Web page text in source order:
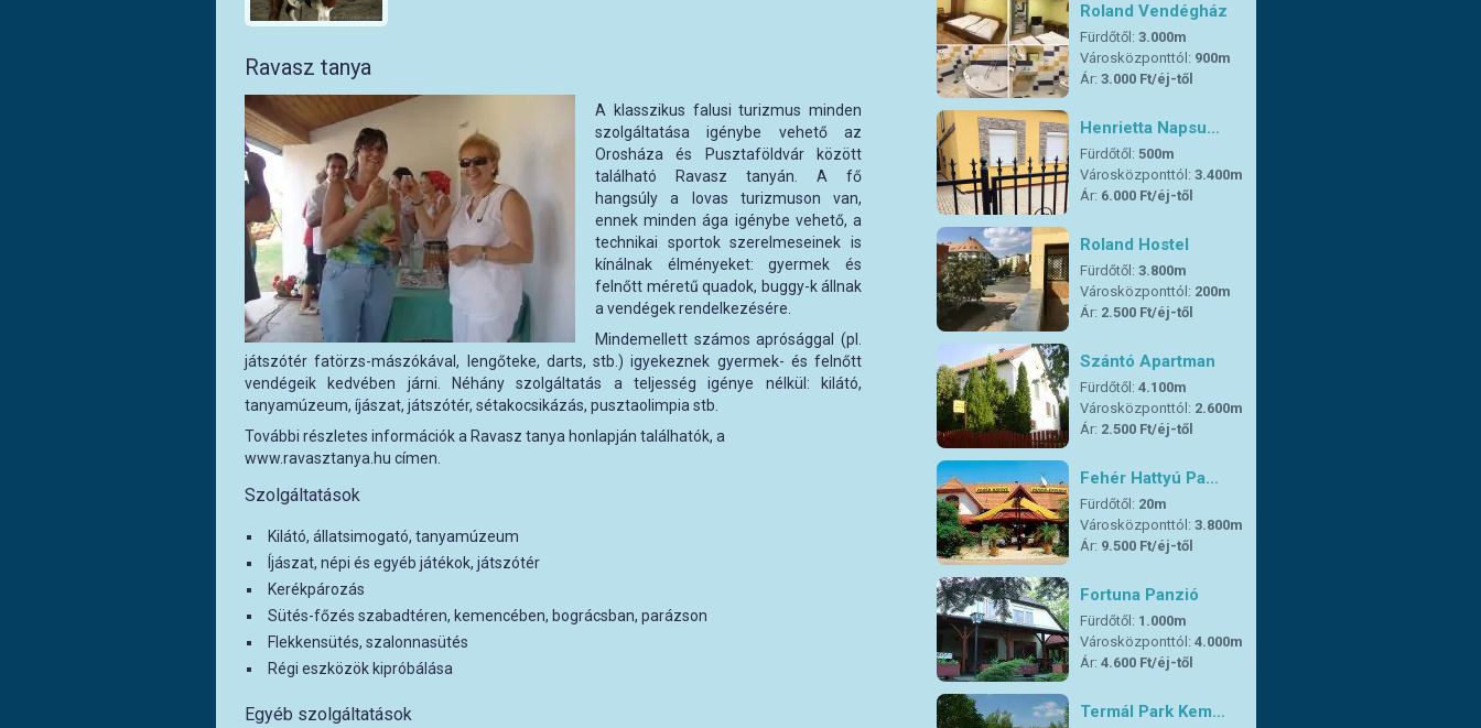
Ravasz tanya
A klasszikus falusi turizmus minden
szolgáltatása igénybe vehető az
Orosháza és Pusztaföldvár között
található Ravasz tanyán. A fő
hangsúly a lovas turizmuson van,
ennek minden ága igénybe vehető, a
technikai sportok szerelmeseinek is
kínálnak élményeket: gyermek és
felnőtt méretű quadok, buggy-k állnak
a vendégek rendelkezésére.
Mindemellett számos aprósággal (pl.
játszótér fatörzs-mászókával, lengőteke, darts, stb.) igyekeznek gyermek- és felnőtt
vendégeik kedvében járni. Néhány szolgáltatás a teljesség igénye nélkül: kilátó,
tanyamúzeum, íjászat, játszótér, sétakocsikázás, pusztaolimpia stb.
További részletes információk a Ravasz tanya honlapján találhatók, a
www.ravasztanya.hu címen.
Szolgáltatások
Kilátó, állatsimogató, tanyamúzeum
Íjászat, népi és egyéb játékok, játszótér
Kerékpározás
Sütés-főzés szabadtéren, kemencében, bográcsban, parázson
Flekkensütés, szalonnasütés
Régi eszközök kipróbálása
Egyéb szolgáltatások
Roland Vendégház
Fürdőtől: 3.000m
Városközponttól: 900m
Ár: 3.000 Ft/éj-től
Henrietta Napsu…
Fürdőtől: 500m
Városközponttól: 3.400m
Ár: 6.000 Ft/éj-től
Roland Hostel
Fürdőtől: 3.800m
Városközponttól: 200m
Ár: 2.500 Ft/éj-től
Szántó Apartman
Fürdőtől: 4.100m
Városközponttól: 2.600m
Ár: 2.500 Ft/éj-től
Fehér Hattyú Pa…
Fürdőtől: 20m
Városközponttól: 3.800m
Ár: 9.500 Ft/éj-től
Fortuna Panzió
Fürdőtől: 1.000m
Városközponttól: 4.000m
Ár: 4.600 Ft/éj-től
Termál Park Kem…